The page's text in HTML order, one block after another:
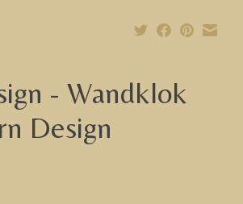
- Wandklok
Design